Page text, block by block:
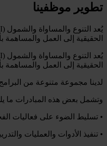
تطوير موظفينا
الحقيقية إلى العمل
الحقيقية إلى العمل
لدينا مجموعة متنوعة من
وتشمل بعض هذه المبادرات ما
• تسليط الضوء على فعاليات
• تنفيذ الأدوات والعمليات